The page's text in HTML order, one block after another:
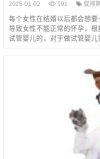
2025-01-02 191 促排
每个女性在结婚以后都会想要
导致女性不能正常的怀孕，
试管婴儿的，对于做试管婴